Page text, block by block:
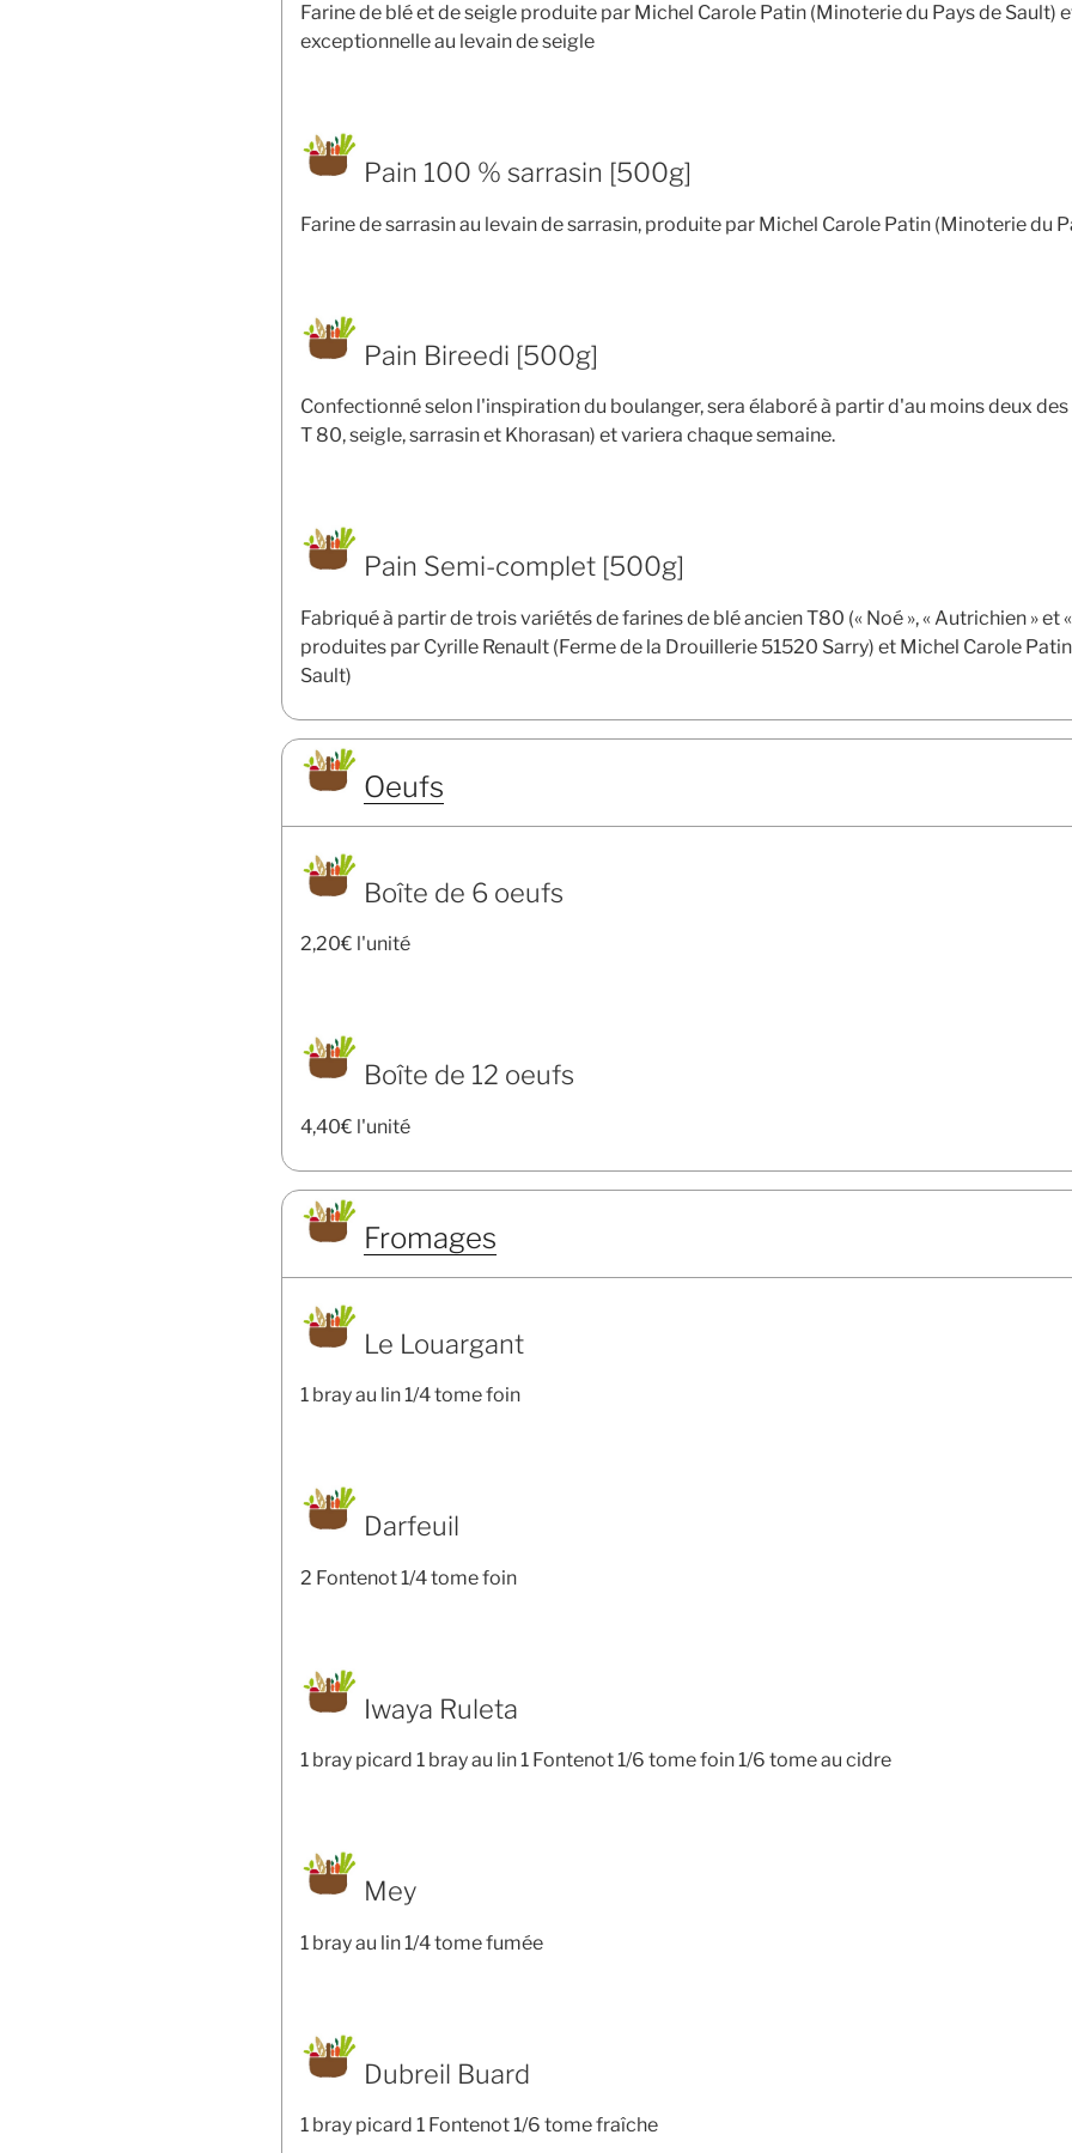
Farine de blé et de seigle produite par Michel Carole Patin (Minoterie du Pays de Sault)
exceptionnelle au levain de seigle
Pain 100 % sarrasin [500g]
Farine de sarrasin au levain de sarrasin, produite par Michel Carole Patin (Minoterie du
Pain Bireedi [500g]
Confectionné selon l'inspiration du boulanger, sera élaboré à partir d'au moins deux
T 80, seigle, sarrasin et Khorasan) et variera chaque semaine.
Pain Semi-complet [500g]
Fabriqué à partir de trois variétés de farines de blé ancien T80 (« Noé », « Autrichien » et
produites par Cyrille Renault (Ferme de la Drouillerie 51520 Sarry) et Michel Carole
Sault)
Oeufs
Boîte de 6 oeufs
2,20€ l'unité
Boîte de 12 oeufs
4,40€ l'unité
Fromages
Le Louargant
1 bray au lin 1/4 tome foin
Darfeuil
2 Fontenot 1/4 tome foin
Iwaya Ruleta
1 bray picard 1 bray au lin 1 Fontenot 1/6 tome foin 1/6 tome au cidre
Mey
1 bray au lin 1/4 tome fumée
Dubreil Buard
1 bray picard 1 Fontenot 1/6 tome fraîche